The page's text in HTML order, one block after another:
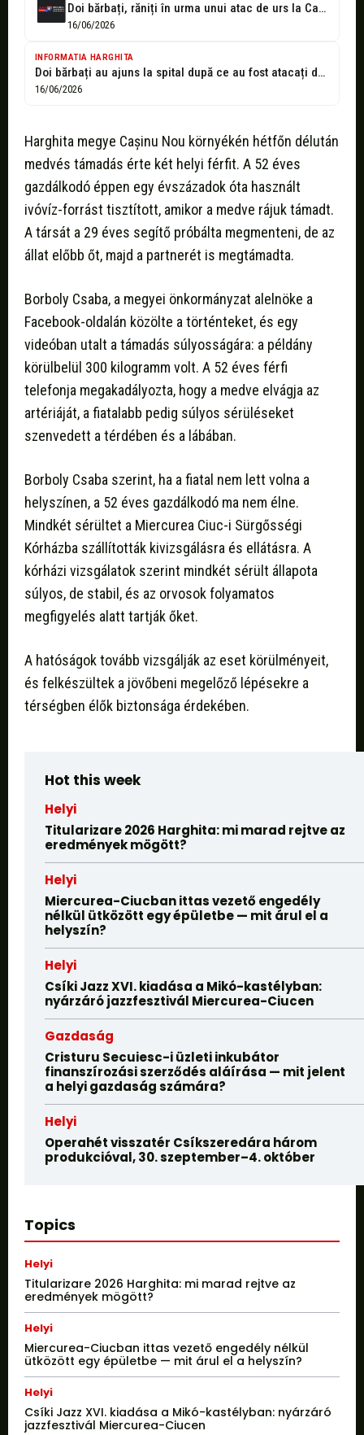
Doi bărbați, răniți în urma unui atac de urs la Cașinu Nou....
16/06/2026
INFORMATIA HARGHITA
Doi bărbați au ajuns la spital după ce au fost atacați de...
16/06/2026
Harghita megye Cașinu Nou környékén hétfőn délután
medvés támadás érte két helyi férfit. A 52 éves
gazdálkodó éppen egy évszázadok óta használt
ivóvíz-forrást tisztított, amikor a medve rájuk támadt.
A társát a 29 éves segítő próbálta megmenteni, de az
állat előbb őt, majd a partnerét is megtámadta.
Borboly Csaba, a megyei önkormányzat alelnöke a
Facebook-oldalán közölte a történteket, és egy
videóban utalt a támadás súlyosságára: a példány
körülbelül 300 kilogramm volt. A 52 éves férfi
telefonja megakadályozta, hogy a medve elvágja az
artériáját, a fiatalabb pedig súlyos sérüléseket
szenvedett a térdében és a lábában.
Borboly Csaba szerint, ha a fiatal nem lett volna a
helyszínen, a 52 éves gazdálkodó ma nem élne.
Mindkét sérültet a Miercurea Ciuc-i Sürgősségi
Kórházba szállították kivizsgálásra és ellátásra. A
kórházi vizsgálatok szerint mindkét sérült állapota
súlyos, de stabil, és az orvosok folyamatos
megfigyelés alatt tartják őket.
A hatóságok tovább vizsgálják az eset körülményeit,
és felkészültek a jövőbeni megelőző lépésekre a
térségben élők biztonsága érdekében.
Hot this week
Helyi
Titularizare 2026 Harghita: mi marad rejtve az
eredmények mögött?
Helyi
Miercurea-Ciucban ittas vezető engedély
nélkül ütközött egy épületbe — mit árul el a
helyszín?
Helyi
Csíki Jazz XVI. kiadása a Mikó-kastélyban:
nyárzáró jazzfesztivál Miercurea-Ciucen
Gazdaság
Cristuru Secuiesc-i üzleti inkubátor
finanszírozási szerződés aláírása — mit jelent
a helyi gazdaság számára?
Helyi
Operahét visszatér Csíkszeredára három
produkcióval, 30. szeptember–4. október
Topics
Helyi
Titularizare 2026 Harghita: mi marad rejtve az
eredmények mögött?
Helyi
Miercurea-Ciucban ittas vezető engedély nélkül
ütközött egy épületbe — mit árul el a helyszín?
Helyi
Csíki Jazz XVI. kiadása a Mikó-kastélyban: nyárzáró
jazzfesztivál Miercurea-Ciucen